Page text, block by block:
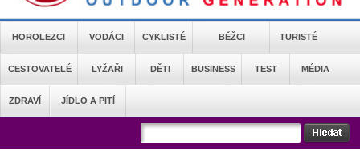
HOROLEZCI VODÁCI CYKLISTÉ BĚŽCI TURISTÉ
CESTOVATELÉ LYŽAŘI DĚTI BUSINESS TEST MÉDIA
ZDRAVÍ JÍDLO A PITÍ